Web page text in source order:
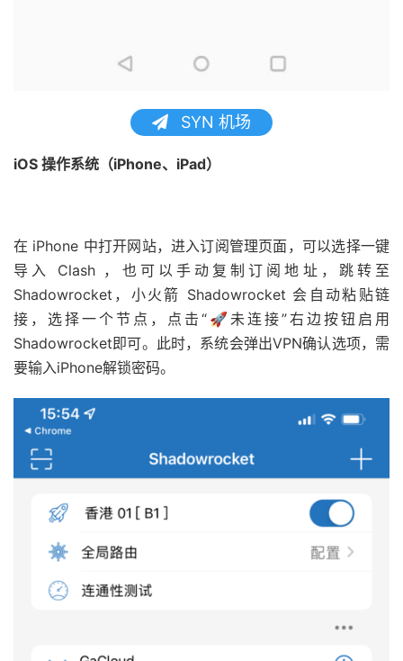
SYN 机场
iOS 操作系统（iPhone、iPad）
在 iPhone 中打开网站，进入订阅管理页面，可以选择一键
导入 Clash ，也可以手动复制订阅地址，跳转至
Shadowrocket，小火箭 Shadowrocket 会自动粘贴链
接，选择一个节点，点击“🚀未连接”右边按钮启用
Shadowrocket即可。此时，系统会弹出VPN确认选项，需
要输入iPhone解锁密码。